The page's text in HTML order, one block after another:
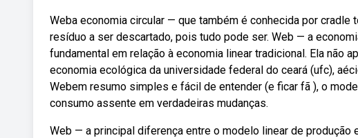
Weba economia circular — que também é conhecida por
resíduo a ser descartado, pois tudo pode ser. Web — a
fundamental em relação à economia linear tradicional. Ela não
economia ecológica da universidade federal do ceará (ufc),
Webem resumo simples e fácil de entender (e ficar fã ), o
consumo assente em verdadeiras mudanças.
Web — a principal diferença entre o modelo linear de